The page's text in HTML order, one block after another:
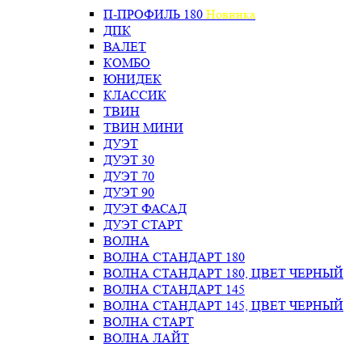
П-ПРОФИЛЬ 180 Новинка
ДПК
ВАЛЕТ
КОМБО
ЮНИДЕК
КЛАССИК
ТВИН
ТВИН МИНИ
ДУЭТ
ДУЭТ 30
ДУЭТ 70
ДУЭТ 90
ДУЭТ ФАСАД
ДУЭТ СТАРТ
ВОЛНА
ВОЛНА СТАНДАРТ 180
ВОЛНА СТАНДАРТ 180, ЦВЕТ ЧЕРНЫЙ
ВОЛНА СТАНДАРТ 145
ВОЛНА СТАНДАРТ 145, ЦВЕТ ЧЕРНЫЙ
ВОЛНА СТАРТ
ВОЛНА ЛАЙТ